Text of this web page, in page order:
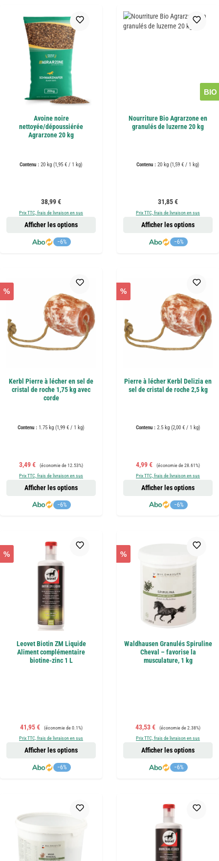
Avoine noire
nettoyée/dépoussiérée
Agrarzone 20 kg
Contenu : 20 kg (1,95 € / 1 kg)
Prix régulier :
38,99 €
Prix TTC, frais de livraison en sus
−6%
Afficher les options
BIO
Nourriture Bio Agrarzone en
granulés de luzerne 20 kg
Contenu : 20 kg (1,59 € / 1 kg)
Prix régulier :
31,85 €
Prix TTC, frais de livraison en sus
−6%
Afficher les options
%
Kerbl Pierre à lécher en sel de
cristal de roche 1,75 kg avec
corde
Contenu : 1.75 kg (1,99 € / 1 kg)
Prix de vente :
3,49 € Prix régulier :
(économie de 12.53%)
Prix TTC, frais de livraison en sus
−6%
Afficher les options
%
Pierre à lécher Kerbl Delizia en
sel de cristal de roche 2,5 kg
Contenu : 2.5 kg (2,00 € / 1 kg)
Prix de vente :
4,99 € Prix régulier :
(économie de 28.61%)
Prix TTC, frais de livraison en sus
−6%
Afficher les options
%
Leovet Biotin ZM Liquide
Aliment complémentaire
biotine-zinc 1 L
Prix de vente :
41,95 € Prix régulier :
(économie de 0.1%)
Prix TTC, frais de livraison en sus
−6%
Afficher les options
%
Waldhausen Granulés Spiruline
Cheval – favorise la
musculature, 1 kg
Prix de vente :
43,53 € Prix régulier :
(économie de 2.38%)
Prix TTC, frais de livraison en sus
−6%
Afficher les options